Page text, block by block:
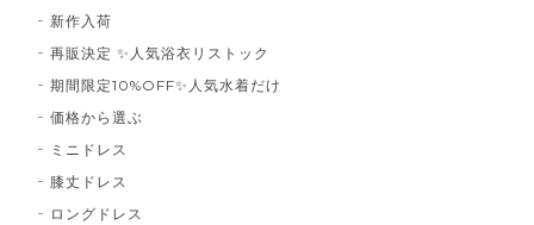
新作入荷
再販決定 ✨人気浴衣リストック
期間限定10%OFF✨人気水着だけ
価格から選ぶ
ミニドレス
膝丈ドレス
ロングドレス